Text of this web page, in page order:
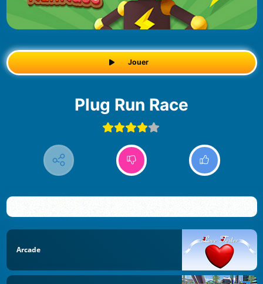
Jouer
Plug Run Race
Arcade